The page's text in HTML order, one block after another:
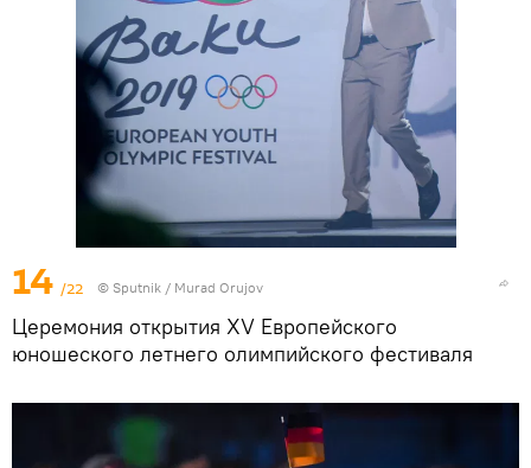
14 /22 © Sputnik / Murad Orujov
Церемония открытия XV Европейского
юношеского летнего олимпийского фестиваля